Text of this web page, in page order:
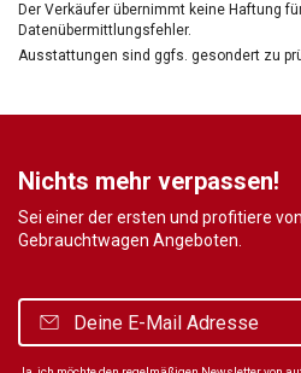
Der Verkäufer übernimmt keine Haftung
Datenübermittlungsfehler.
Ausstattungen sind ggfs. gesondert zu
Nichts mehr verpassen!
Sei einer der ersten und profitiere
Gebrauchtwagen Angeboten.